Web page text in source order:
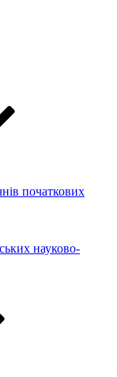
початкових
науково-